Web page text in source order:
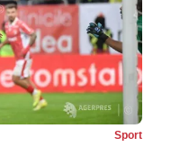
Sport